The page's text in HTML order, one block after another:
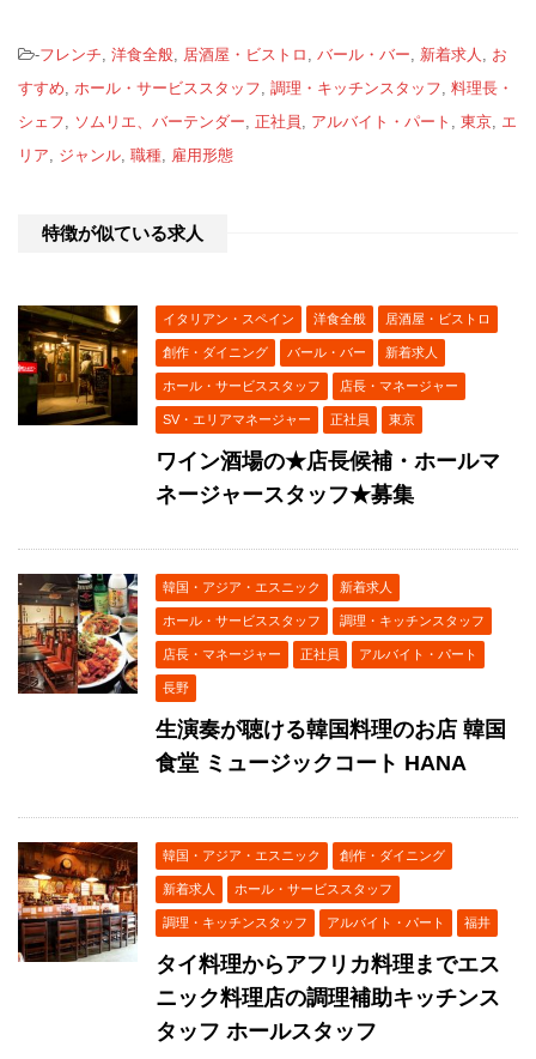
-フレンチ 洋食全般 居酒屋・ビストロ バール・バー 新着求人
お
すすめ
ホール・サービススタッフ 調理・キッチンスタッフ 料理長・
シェフ
ソムリエ、バーテンダー 正社員 アルバイト・パート 東京 エ
リア
ジャンル 職種 雇用形態
特徴が似ている求人
イタリアン・スペイン 洋食全般 居酒屋・ビストロ
創作・ダイニング バール・バー 新着求人
ホール・サービススタッフ 店長・マネージャー
SV・エリアマネージャー 正社員 東京
ワイン酒場の★店長候補・ホールマ
ネージャースタッフ★募集
韓国・アジア・エスニック 新着求人
ホール・サービススタッフ 調理・キッチンスタッフ
店長・マネージャー 正社員 アルバイト・パート
長野
生演奏が聴ける韓国料理のお店 韓国
食堂 ミュージックコート HANA
韓国・アジア・エスニック 創作・ダイニング
新着求人 ホール・サービススタッフ
調理・キッチンスタッフ アルバイト・パート 福井
タイ料理からアフリカ料理までエス
ニック料理店の調理補助キッチンス
タッフ ホールスタッフ